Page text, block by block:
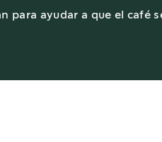
para ayudar a que el café